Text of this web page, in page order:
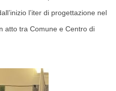
l’iter di progettazione nel
atto tra Comune e Centro di